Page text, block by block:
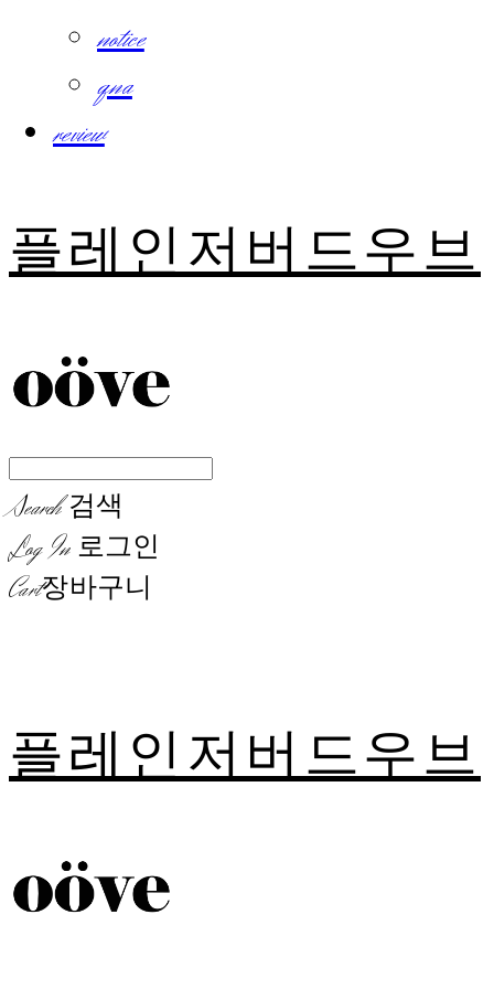
notice
qna
review
플레인저버드우브
Search검색
Log In 로그인
Cart장바구니
플레인저버드우브